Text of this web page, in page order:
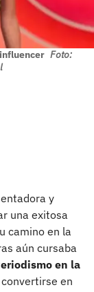
Foto:
y
una exitosa
camino en la
aún cursaba
en la
en